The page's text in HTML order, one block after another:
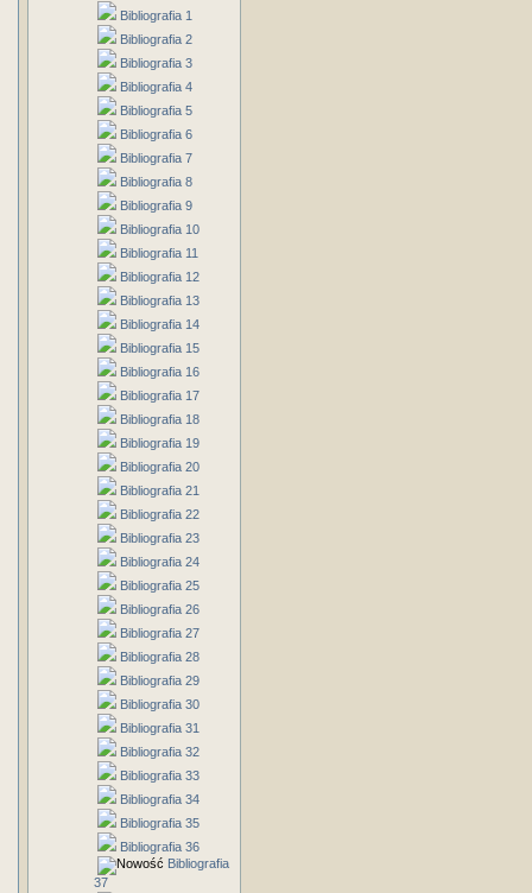
Bibliografia 1
Bibliografia 2
Bibliografia 3
Bibliografia 4
Bibliografia 5
Bibliografia 6
Bibliografia 7
Bibliografia 8
Bibliografia 9
Bibliografia 10
Bibliografia 11
Bibliografia 12
Bibliografia 13
Bibliografia 14
Bibliografia 15
Bibliografia 16
Bibliografia 17
Bibliografia 18
Bibliografia 19
Bibliografia 20
Bibliografia 21
Bibliografia 22
Bibliografia 23
Bibliografia 24
Bibliografia 25
Bibliografia 26
Bibliografia 27
Bibliografia 28
Bibliografia 29
Bibliografia 30
Bibliografia 31
Bibliografia 32
Bibliografia 33
Bibliografia 34
Bibliografia 35
Bibliografia 36
Bibliografia
37